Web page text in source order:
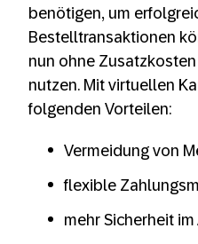
benötigen, um
Bestelltransaktionen
nun ohne
nutzen. Mit virtuellen
folgenden Vorteilen:
Vermeidung von
flexible
mehr Sicherheit